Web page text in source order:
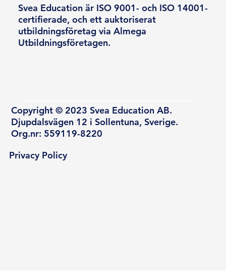
Svea Education är ISO 9001- och ISO 14001-
certifierade, och ett auktoriserat
utbildningsföretag via Almega
Utbildningsföretagen.
Copyright © 2023 Svea Education AB.
Djupdalsvägen 12 i Sollentuna, Sverige.
Org.nr: 559119-8220
Privacy Policy